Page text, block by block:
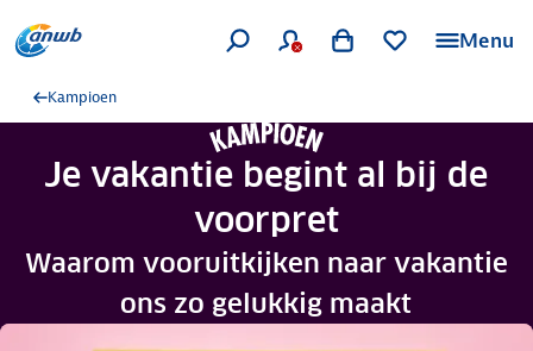
Menu
Kampioen
Je vakantie begint al bij de
voorpret
Waarom vooruitkijken naar vakantie
ons zo gelukkig maakt